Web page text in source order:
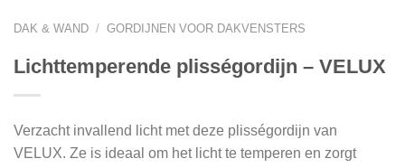
DAK & WAND / GORDIJNEN VOOR DAKVENSTERS
Lichttemperende plisségordijn – VELUX
Verzacht invallend licht met deze plisségordijn van
VELUX. Ze is ideaal om het licht te temperen en zorgt